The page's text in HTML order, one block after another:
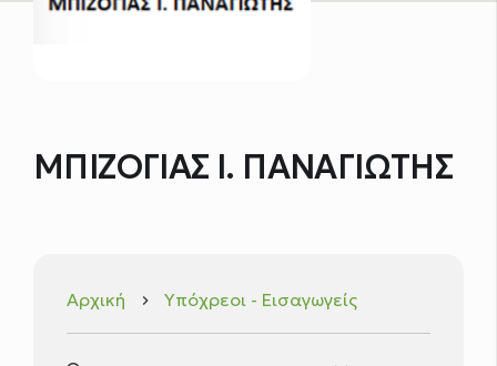
ΜΠΙΖΟΓΙΑΣ Ι. ΠΑΝΑΓΙΩΤΗΣ
Αρχική keyboard_arrow_right Υπόχρεοι - Εισαγωγείς